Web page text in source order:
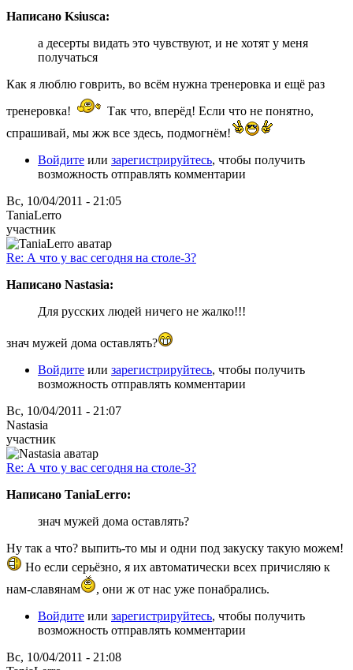
Написано Ksiusca:
а десерты видать это чувствуют, и не хотят у меня
получаться
Как я люблю говрить, во всём нужна тренеровка и ещё раз
тренеровка!
Так что, вперёд! Если что не понятно,
спрашивай, мы жж все здесь, подмогнём!
Войдите или зарегистрируйтесь, чтобы получить
возможность отправлять комментарии
Вс, 10/04/2011 - 21:05
TaniaLerro
участник
Re: А что у вас сегодня на столе-3?
Написано Nastasia:
Для русских людей ничего не жалко!!!
знач мужей дома оставлять?
Войдите или зарегистрируйтесь, чтобы получить
возможность отправлять комментарии
Вс, 10/04/2011 - 21:07
Nastasia
участник
Re: А что у вас сегодня на столе-3?
Написано TaniaLerro:
знач мужей дома оставлять?
Ну так а что? выпить-то мы и одни под закуску такую можем!
Но если серьёзно, я их автоматически всех причисляю к
нам-славянам
, они ж от нас уже понабрались.
Войдите или зарегистрируйтесь, чтобы получить
возможность отправлять комментарии
Вс, 10/04/2011 - 21:08